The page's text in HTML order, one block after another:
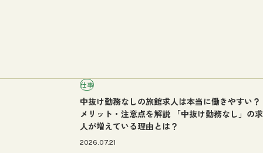
仕事
中抜け勤務なしの旅館求人は本当に働きやすい？
メリット・注意点を解説 「中抜け勤務なし」の求
人が増えている理由とは？
2026.07.21